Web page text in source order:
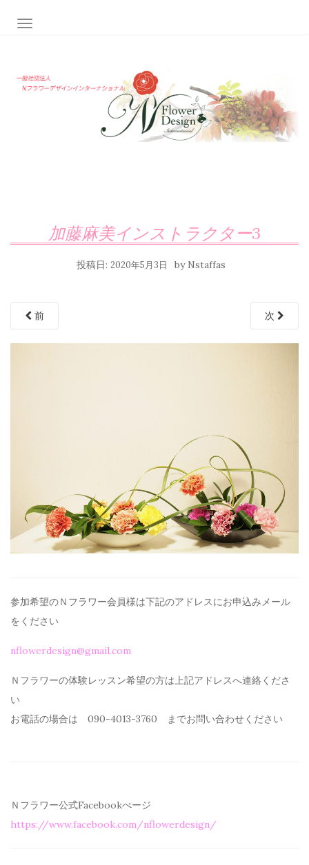
ナビゲーション切り替え
加藤麻美インストラクター3
投稿日: 2020年5月3日 by Nstaffas
前 次
参加希望のＮフラワー会員様は下記のアドレスにお申込みメール
を ください
nflowerdesign@gmail.com
Ｎフラワーの体験レッスン希望の方は上記アドレスへ連絡くださ
い
お電話の場合は 090-4013-3760 までお問い合わせください
Ｎフラワー公式Facebookぺージ
https://www.facebook.com/nflowerdesign/